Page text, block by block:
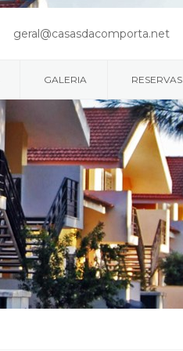
geral@casasdacomporta.net
GALERIA RESERVAS